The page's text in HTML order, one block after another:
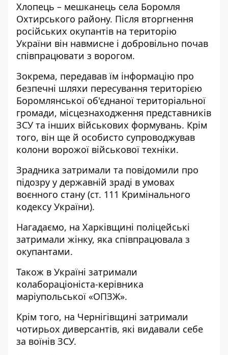
Хлопець – мешканець села Боромля
Охтирського району. Після вторгнення
російських окупантів на територію
України він навмисне і добровільно почав
співпрацювати з ворогом.
Зокрема, передавав їм інформацію про
безпечні шляхи пересування територією
Боромлянської об'єднаної територіальної
громади, місцезнаходження представників
ЗСУ та інших військових формувань. Крім
того, він ще й особисто супроводжував
колони ворожої військової техніки.
Зрадника затримали та повідомили про
підозру у державній зраді в умовах
воєнного стану (ст. 111 Кримінального
кодексу України).
Нагадаємо, на Харківщині поліцейські
затримали жінку, яка співпрацювала з
окупантами.
Також в Україні затримали
колабораціоніста-керівника
маріупольської «ОПЗЖ».
Крім того, на Чернігівщині затримали
чотирьох диверсантів, які видавали себе
за воїнів ЗСУ.